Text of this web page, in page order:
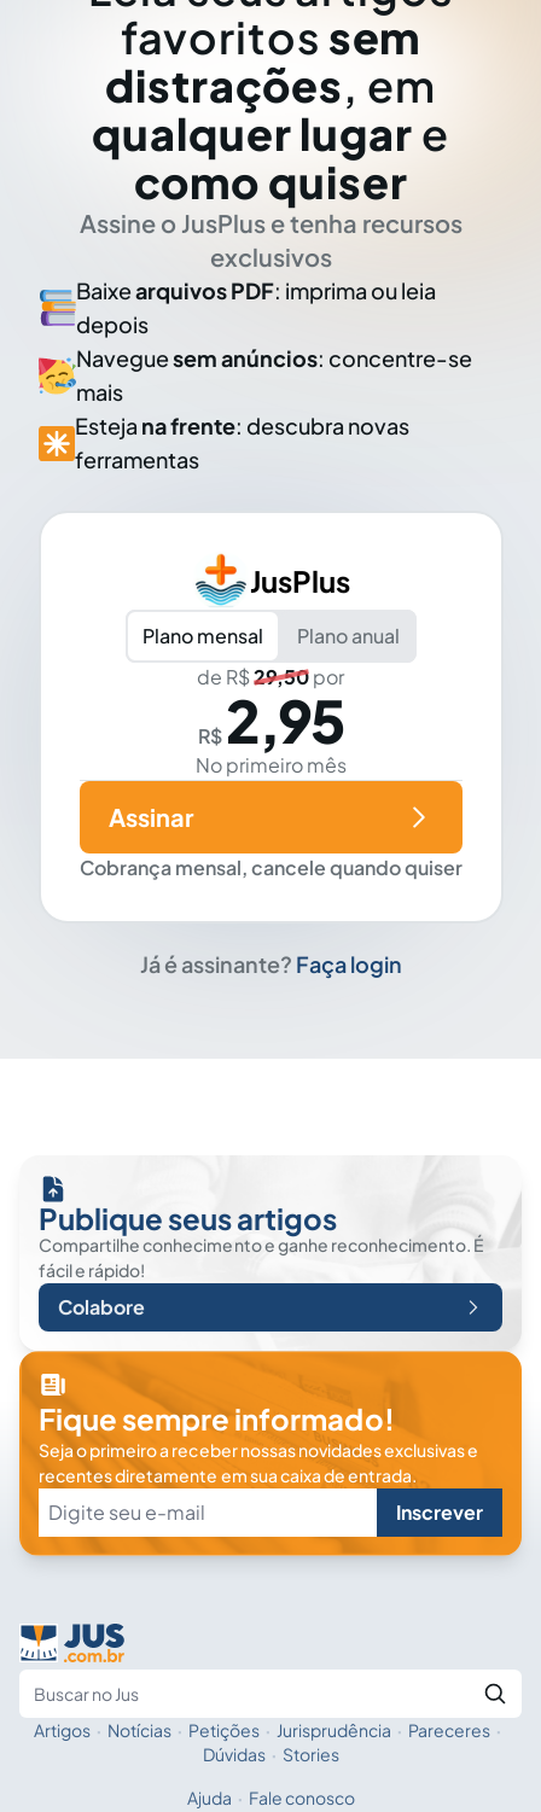
favoritos sem
distrações, em
qualquer lugar e
como quiser
Assine o JusPlus e tenha recursos
exclusivos
Baixearquivos PDF: imprima ou leia
depois
Naveguesem anúncios: concentre-se
mais
Esteja na frente: descubra novas
ferramentas
JusPlus
Plano mensal
Plano anual
de R$29,50por
R$ 2,95
No primeiro mês
Cobrança mensal, cancele quando quiser
Assinar
Já é assinante? Faça login
Publique seus artigos
Compartilhe conhecimento e ganhe reconhecimento. É
fácil e rápido!
Colabore
Fique sempre informado!
Seja o primeiro a receber nossas novidades exclusivas e
recentes diretamente em sua caixa de entrada.
Inscrever
Fale com a IA
Artigos · Notícias · Petições · Jurisprudência · Pareceres ·
Dúvidas · Stories
Ajuda · Fale conosco